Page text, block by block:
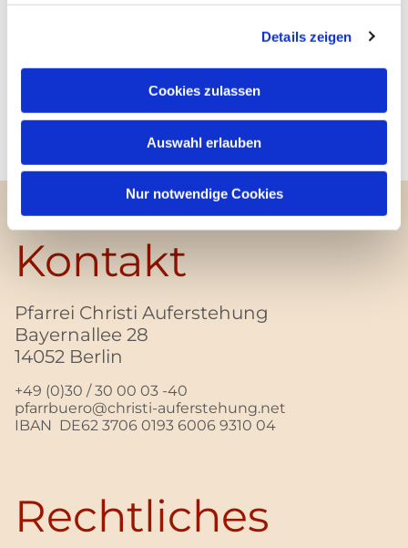
Details zeigen
Cookies zulassen
Auswahl erlauben
Nur notwendige Cookies
Kontakt
Pfarrei Christi Auferstehung
Bayernallee 28
14052 Berlin
+49 (0)30 / 30 00 03 -40
pfarrbuero@christi-auferstehung.net
IBAN DE62 3706 0193 6006 9310 04
Rechtliches